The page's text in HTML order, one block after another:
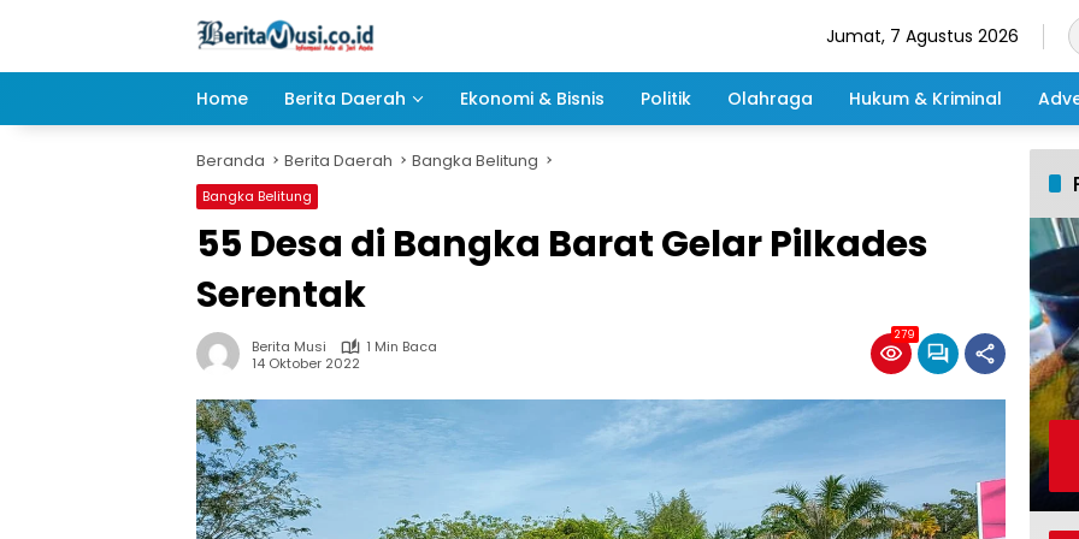
Jumat, 7 Agustus 2026
Home Berita Daerah Ekonomi & Bisnis Politik Olahraga Hukum & Kriminal
Beranda Berita Daerah Bangka Belitung
Bangka Belitung
55 Desa di Bangka Barat Gelar Pilkades
Serentak
Berita Musi
1 Min Baca
14 Oktober 2022
279